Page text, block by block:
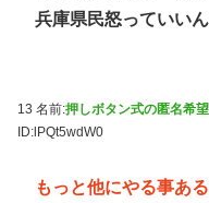
兵庫県民怒っていい
13 名前:押しボタン式の匿名希
ID:lPQt5wdW0
もっと他にやる事あ